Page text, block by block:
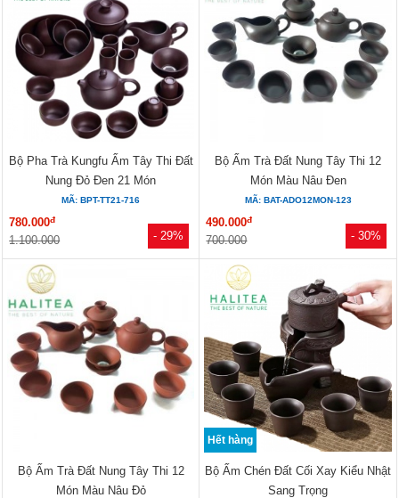
- 29%
Bộ Pha Trà Kungfu Ấm Tây Thi Đất
Nung Đỏ Đen 21 Món
MÃ: BPT-TT21-716
780.000đ
1.100.000 - 30%
Bộ Ấm Trà Đất Nung Tây Thi 12
Món Màu Nâu Đen
MÃ: BAT-ADO12MON-123
490.000đ
700.000
Bộ Ấm Trà Đất Nung Tây Thi 12
Món Màu Nâu Đỏ
Hết hàng
Bộ Ấm Chén Đất Cối Xay Kiểu Nhật
Sang Trọng